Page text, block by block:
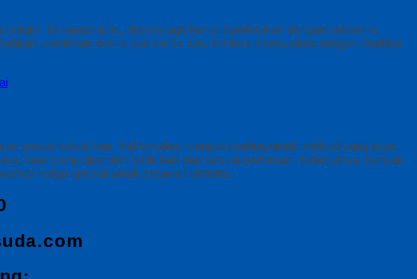
Di samping itu, desain juga harus diperhatikan dengan seksama.
pemilihan warna dan bordir atau list bisa disesuaikan dengan identitas
sesuai kebutuhan. Hal tersebut menjadi penting untuk institusi yang ingin
hasil yang diperoleh lebih baik dan sesuai pedoman. Selanjutnya, banyak
harga spesial untuk pesanan tertentu.